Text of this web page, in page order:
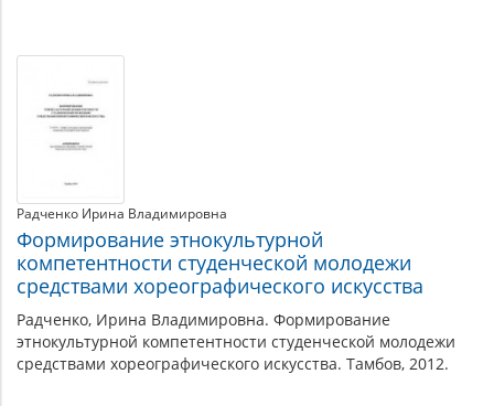
Радченко Ирина Владимировна
Формирование этнокультурной
компетентности студенческой молодежи
средствами хореографического искусства
Радченко, Ирина Владимировна. Формирование
этнокультурной компетентности студенческой молодежи
средствами хореографического искусства. Тамбов, 2012.